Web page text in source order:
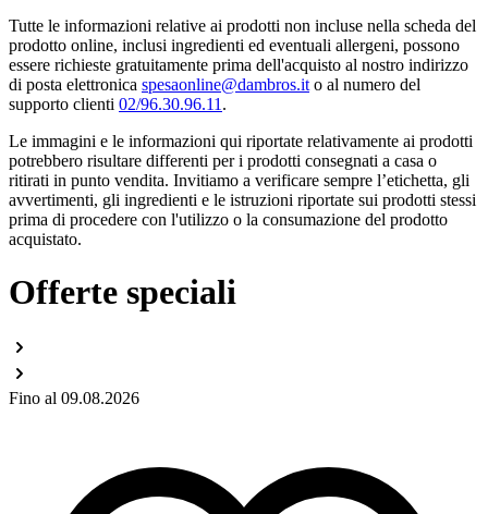
Tutte le informazioni relative ai prodotti non incluse nella scheda del
prodotto online, inclusi ingredienti ed eventuali allergeni, possono
essere richieste gratuitamente prima dell'acquisto al nostro indirizzo
di posta elettronica spesaonline@dambros.it o al numero del
supporto clienti 02/96.30.96.11 .
Le immagini e le informazioni qui riportate relativamente ai prodotti
potrebbero risultare differenti per i prodotti consegnati a casa o
ritirati in punto vendita. Invitiamo a verificare sempre l’etichetta, gli
avvertimenti, gli ingredienti e le istruzioni riportate sui prodotti stessi
prima di procedere con l'utilizzo o la consumazione del prodotto
acquistato.
Offerte speciali
Fino al 09.08.2026